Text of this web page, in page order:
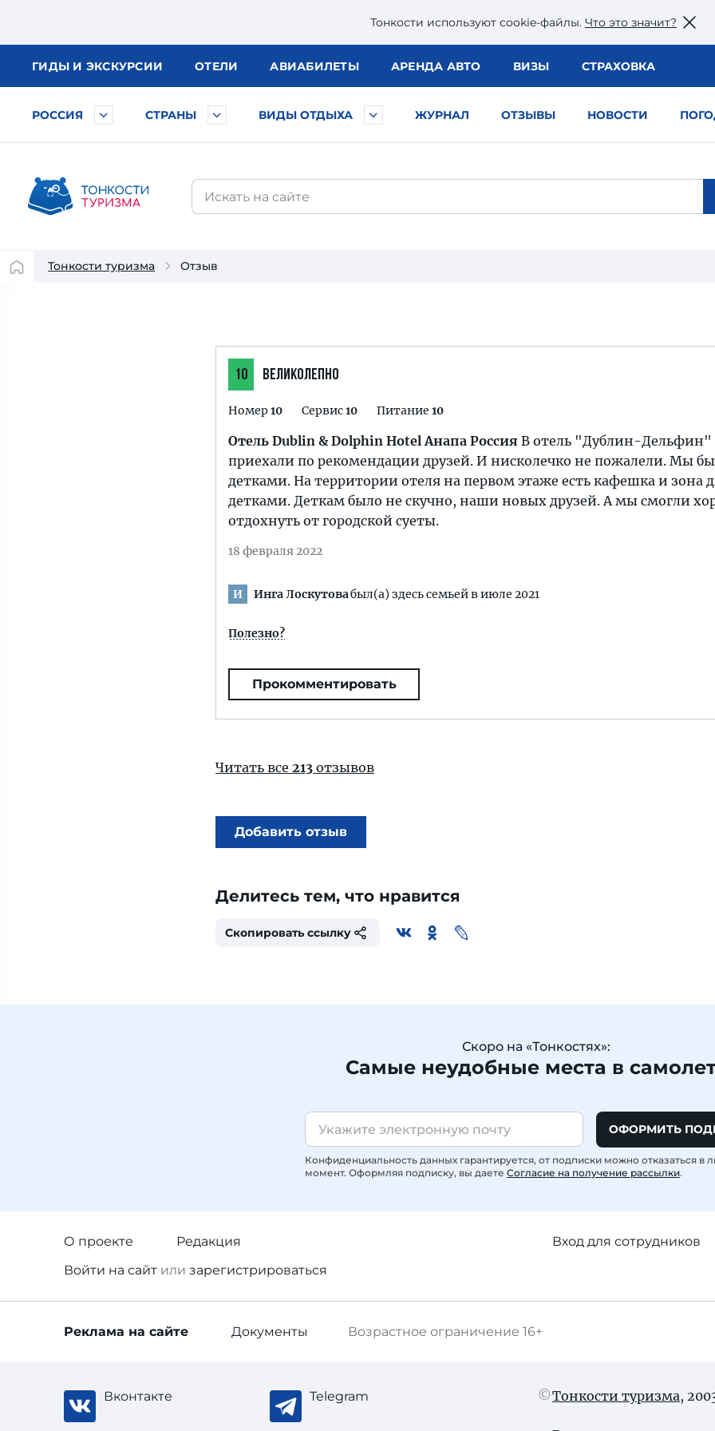
Тонкости используют сookie-файлы. Что это значит?
ГИДЫ И ЭКСКУРСИИ ОТЕЛИ АВИАБИЛЕТЫ АРЕНДА АВТО ВИЗЫ СТРАХОВКА
РОССИЯ СТРАНЫ ВИДЫ ОТДЫХА ЖУРНАЛ ОТЗЫВЫ НОВОСТИ
Тонкости туризма Отзыв
10 ВЕЛИКОЛЕПНО
Номер10 Сервис10 Питание 10
Отель Dublin & Dolphin Hotel Анапа Россия В отель "Дублин-Дельфин"
приехали по рекомендации друзей. И нисколечко не пожалели. Мы
детками. На территории отеля на первом этаже есть кафешка и зона
детками. Деткам было не скучно, наши новых друзей. А мы смогли
отдохнуть от городской суеты.
18 февраля 2022
И Инга Лоскутовабыл(а) здесь семьей в июле 2021
Полезно?
Прокомментировать
Читать все 213 отзывов
Добавить отзыв
Делитесь тем, что нравится
Скопировать ссылку
Скоро на «Тонкостях»:
Самые неудобные места в
ОФОРМИТЬ
Конфиденциальность данных гарантируется, от подписки можно отказаться в
момент. Оформляя подписку, вы даете Согласие на получение рассылки.
О проекте
Редакция
Войти на сайт или зарегистрироваться
Вход для сотрудников
Возрастное ограничение 16+
Реклама на сайте Документы
Вконтакте Telegram Тонкости туризма,